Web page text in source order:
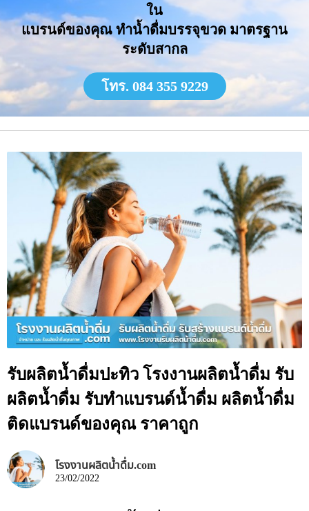
ใน
แบรนด์ของคุณ ทำน้ำดื่มบรรจุขวด มาตรฐาน
ระดับสากล
โทร. 084 355 9229
รับผลิตน้ำดื่มปะทิว โรงงานผลิตน้ำดื่ม รับ
ผลิตน้ำดื่ม รับทำแบรนด์น้ำดื่ม ผลิตน้ำดื่ม
ติดแบรนด์ของคุณ ราคาถูก
โรงงานผลิตน้ำดื่ม.com
23/02/2022